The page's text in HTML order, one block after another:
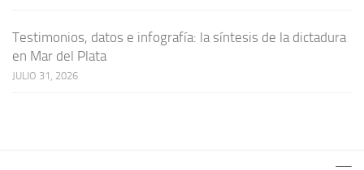
Testimonios, datos e infografía: la síntesis de la dictadura
en Mar del Plata
JULIO 31, 2026